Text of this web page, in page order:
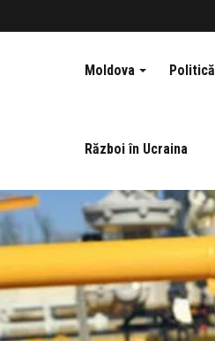
Moldova Politică
Război în Ucraina